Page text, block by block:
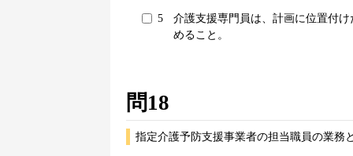
5
介護支援専門員は、計画に位置付
めること。
問18
指定介護予防支援事業者の担当職員の業務